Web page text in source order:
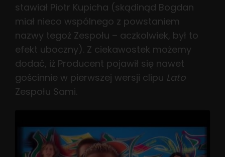
stawiał Piotr Kupicha (skądinąd Bogdan
miał nieco wspólnego z powstaniem
nazwy tegoż Zespołu – aczkolwiek, był to
efekt uboczny). Z ciekawostek możemy
dodać, iż Producent pojawił się nawet
gościnnie w pierwszej wersji clipu Lato
Zespołu Sami.